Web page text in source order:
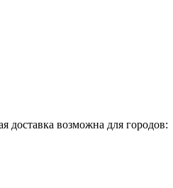
доставка возможна для городов: